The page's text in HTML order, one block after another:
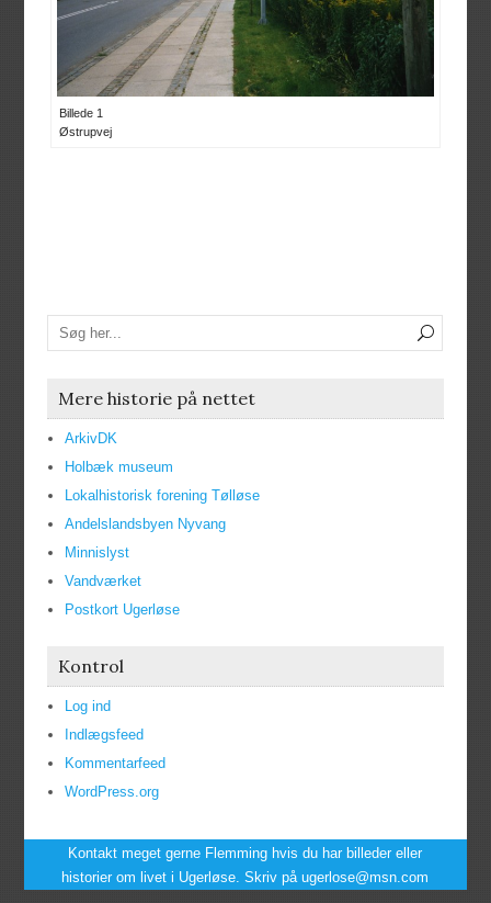
Billede 1
Østrupvej
Mere historie på nettet
ArkivDK
Holbæk museum
Lokalhistorisk forening Tølløse
Andelslandsbyen Nyvang
Minnislyst
Vandværket
Postkort Ugerløse
Kontrol
Log ind
Indlægsfeed
Kommentarfeed
WordPress.org
Kontakt meget gerne Flemming hvis du har billeder eller
historier om livet i Ugerløse. Skriv på ugerlose@msn.com